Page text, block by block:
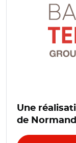
Une
de